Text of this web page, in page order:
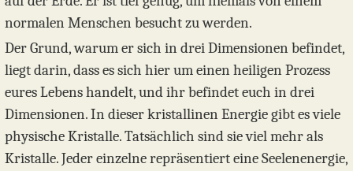
normalen Menschen besucht zu werden.
Der Grund, warum er sich in drei Dimensionen befindet,
liegt darin, dass es sich hier um einen heiligen Prozess
eures Lebens handelt, und ihr befindet euch in drei
Dimensionen. In dieser kristallinen Energie gibt es viele
physische Kristalle. Tatsächlich sind sie viel mehr als
Kristalle. Jeder einzelne repräsentiert eine Seelenenergie,